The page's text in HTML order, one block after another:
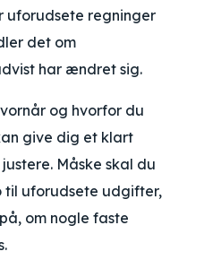
uforudsete regninger
det om
har ændret sig.
og hvorfor du
give dig et klart
Måske skal du
til uforudsete udgifter,
om nogle faste